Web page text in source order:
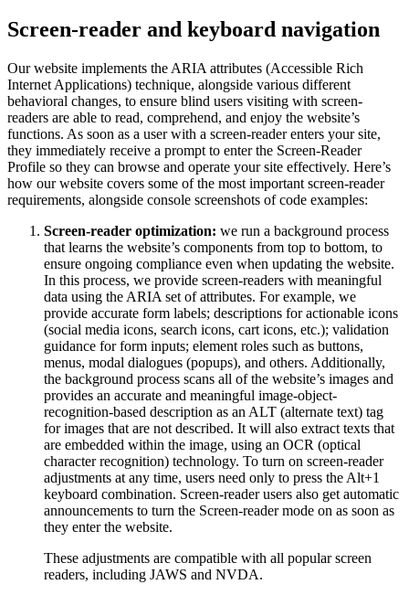
Screen-reader and keyboard navigation
Our website implements the ARIA attributes (Accessible Rich
Internet Applications) technique, alongside various different
behavioral changes, to ensure blind users visiting with screen-
readers are able to read, comprehend, and enjoy the website’s
functions. As soon as a user with a screen-reader enters your site,
they immediately receive a prompt to enter the Screen-Reader
Profile so they can browse and operate your site effectively. Here’s
how our website covers some of the most important screen-reader
requirements, alongside console screenshots of code examples:
Screen-reader optimization: we run a background process
that learns the website’s components from top to bottom, to
ensure ongoing compliance even when updating the website.
In this process, we provide screen-readers with meaningful
data using the ARIA set of attributes. For example, we
provide accurate form labels; descriptions for actionable icons
(social media icons, search icons, cart icons, etc.); validation
guidance for form inputs; element roles such as buttons,
menus, modal dialogues (popups), and others. Additionally,
the background process scans all of the website’s images and
provides an accurate and meaningful image-object-
recognition-based description as an ALT (alternate text) tag
for images that are not described. It will also extract texts that
are embedded within the image, using an OCR (optical
character recognition) technology. To turn on screen-reader
adjustments at any time, users need only to press the Alt+1
keyboard combination. Screen-reader users also get automatic
announcements to turn the Screen-reader mode on as soon as
they enter the website.
These adjustments are compatible with all popular screen
readers, including JAWS and NVDA.